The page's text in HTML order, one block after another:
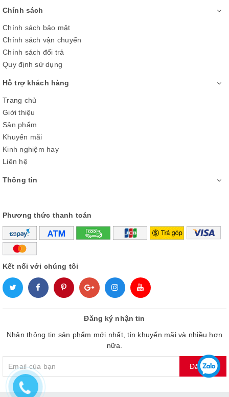
Chính sách
Chính sách bảo mật
Chính sách vận chuyển
Chính sách đổi trả
Quy định sử dụng
Hỗ trợ khách hàng
Trang chủ
Giới thiệu
Sản phẩm
Khuyến mãi
Kinh nghiệm hay
Liên hệ
Thông tin
Phương thức thanh toán
Kết nối với chúng tôi
Đăng ký nhận tin
Nhận thông tin sản phẩm mới nhất, tin khuyến mãi và nhiều hơn
nữa.
Đăng ký